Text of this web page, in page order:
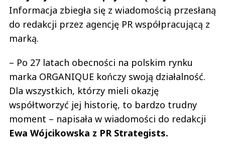
Informacja zbiegła się z wiadomością przesłaną
do redakcji przez agencję PR współpracującą z
marką.
– Po 27 latach obecności na polskim rynku
marka ORGANIQUE kończy swoją działalność.
Dla wszystkich, którzy mieli okazję
współtworzyć jej historię, to bardzo trudny
moment – napisała w wiadomości do redakcji
Ewa Wójcikowska z PR Strategists.